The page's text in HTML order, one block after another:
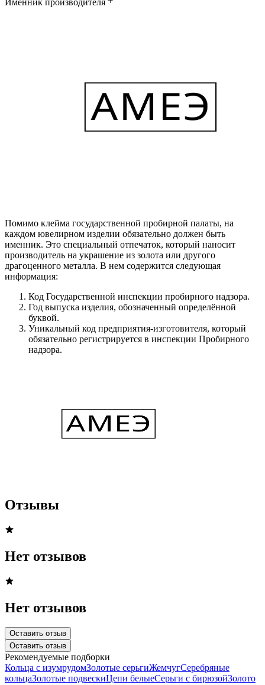
Именник производителя
Помимо клейма государственной пробирной палаты, на
каждом ювелирном изделии обязательно должен быть
именник. Это специальный отпечаток, который наносит
производитель на украшение из золота или другого
драгоценного металла. В нем содержится следующая
информация:
Код Государственной инспекции пробирного надзора.
Год выпуска изделия, обозначенный определённой
буквой.
Уникальный код предприятия-изготовителя, который
обязательно регистрируется в инспекции Пробирного
надзора.
Отзывы
Нет отзывов
Нет отзывов
Оставить отзыв
Оставить отзыв
Рекомендуемые подборки
Кольца с изумрудомЗолотые серьгиЖемчугСеребряные
кольцаЗолотые подвескиЦепи белыеСерьги с бирюзойЗолото